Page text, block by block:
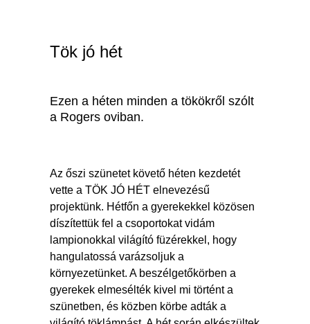
Tök jó hét
Ezen a héten minden a tökökről szólt
a Rogers oviban.
Az őszi szünetet követő héten kezdetét
vette a TÖK JÓ HÉT elnevezésű
projektünk. Hétfőn a gyerekekkel közösen
díszítettük fel a csoportokat vidám
lampionokkal világító füzérekkel, hogy
hangulatossá varázsoljuk a
környezetünket. A beszélgetőkörben a
gyerekek elmesélték kivel mi történt a
szünetben, és közben körbe adták a